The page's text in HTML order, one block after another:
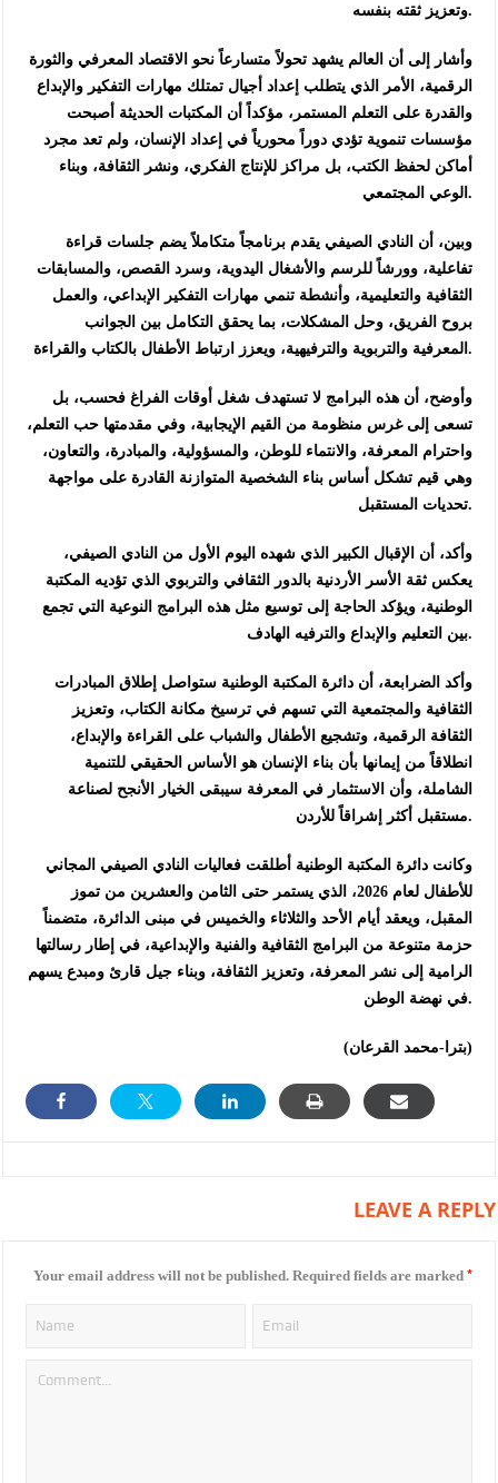
وتعزيز ثقته بنفسه.
وأشار إلى أن العالم يشهد تحولاً متسارعاً نحو الاقتصاد المعرفي والثورة
الرقمية، الأمر الذي يتطلب إعداد أجيال تمتلك مهارات التفكير والإبداع
والقدرة على التعلم المستمر، مؤكداً أن المكتبات الحديثة أصبحت
مؤسسات تنموية تؤدي دوراً محورياً في إعداد الإنسان، ولم تعد مجرد
أماكن لحفظ الكتب، بل مراكز للإنتاج الفكري، ونشر الثقافة، وبناء
الوعي المجتمعي.
وبين، أن النادي الصيفي يقدم برنامجاً متكاملاً يضم جلسات قراءة
تفاعلية، وورشاً للرسم والأشغال اليدوية، وسرد القصص، والمسابقات
الثقافية والتعليمية، وأنشطة تنمي مهارات التفكير الإبداعي، والعمل
بروح الفريق، وحل المشكلات، بما يحقق التكامل بين الجوانب
المعرفية والتربوية والترفيهية، ويعزز ارتباط الأطفال بالكتاب والقراءة.
وأوضح، أن هذه البرامج لا تستهدف شغل أوقات الفراغ فحسب، بل
تسعى إلى غرس منظومة من القيم الإيجابية، وفي مقدمتها حب التعلم،
واحترام المعرفة، والانتماء للوطن، والمسؤولية، والمبادرة، والتعاون،
وهي قيم تشكل أساس بناء الشخصية المتوازنة القادرة على مواجهة
تحديات المستقبل.
وأكد، أن الإقبال الكبير الذي شهده اليوم الأول من النادي الصيفي،
يعكس ثقة الأسر الأردنية بالدور الثقافي والتربوي الذي تؤديه المكتبة
الوطنية، ويؤكد الحاجة إلى توسيع مثل هذه البرامج النوعية التي تجمع
بين التعليم والإبداع والترفيه الهادف.
وأكد الضرابعة، أن دائرة المكتبة الوطنية ستواصل إطلاق المبادرات
الثقافية والمجتمعية التي تسهم في ترسيخ مكانة الكتاب، وتعزيز
الثقافة الرقمية، وتشجيع الأطفال والشباب على القراءة والإبداع،
انطلاقاً من إيمانها بأن بناء الإنسان هو الأساس الحقيقي للتنمية
الشاملة، وأن الاستثمار في المعرفة سيبقى الخيار الأنجح لصناعة
مستقبل أكثر إشراقاً للأردن.
وكانت دائرة المكتبة الوطنية أطلقت فعاليات النادي الصيفي المجاني
للأطفال لعام 2026، الذي يستمر حتى الثامن والعشرين من تموز
المقبل، ويعقد أيام الأحد والثلاثاء والخميس في مبنى الدائرة، متضمناً
حزمة متنوعة من البرامج الثقافية والفنية والإبداعية، في إطار رسالتها
الرامية إلى نشر المعرفة، وتعزيز الثقافة، وبناء جيل قارئ ومبدع يسهم
في نهضة الوطن.
(بترا-محمد القرعان)
LEAVE A REPLY
Your email address will not be published. Required fields are marked *